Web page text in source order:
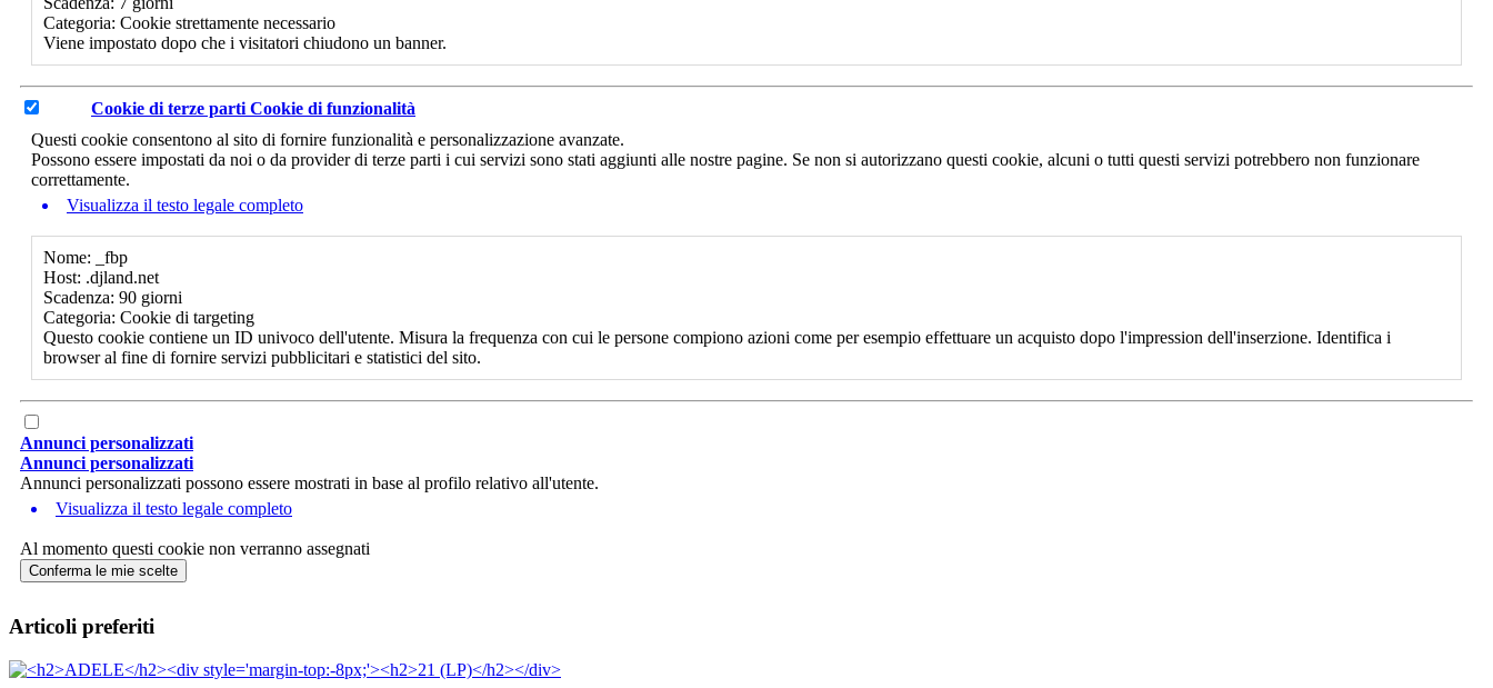
Categoria: Cookie strettamente necessario
Viene impostato dopo che i visitatori chiudono un banner.
Cookie di terze parti Cookie di funzionalità
Questi cookie consentono al sito di fornire funzionalità e personalizzazione avanzate.
Possono essere impostati da noi o da provider di terze parti i cui servizi sono stati aggiunti alle nostre pagine. Se non si autorizzano questi cookie, alcuni o tutti questi servizi potrebbero non funzionare
correttamente.
Visualizza il testo legale completo
Nome: _fbp
Host: .djland.net
Scadenza: 90 giorni
Categoria: Cookie di targeting
Questo cookie contiene un ID univoco dell'utente. Misura la frequenza con cui le persone compiono azioni come per esempio effettuare un acquisto dopo l'impression dell'inserzione. Identifica i
browser al fine di fornire servizi pubblicitari e statistici del sito.
Annunci personalizzati
Annunci personalizzati
Annunci personalizzati possono essere mostrati in base al profilo relativo all'utente.
Visualizza il testo legale completo
Al momento questi cookie non verranno assegnati
Conferma le mie scelte
Articoli preferiti